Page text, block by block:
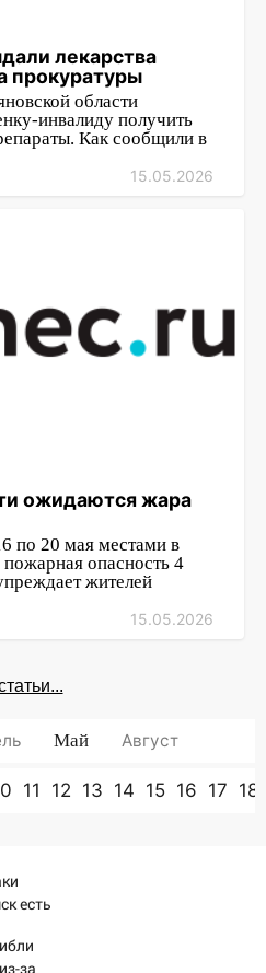
лекарства
прокуратуры
области
инвалиду получить
Как сообщили в
15.05.2026
ожидаются жара
по 20 мая местами в
опасность 4
жителей
15.05.2026
Май Август
11 12 13 14 15 16 17 18
есть
за